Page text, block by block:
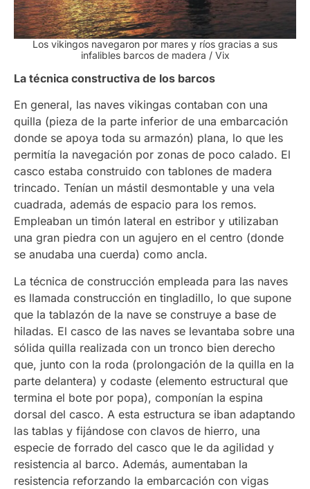
Los vikingos navegaron por mares y ríos gracias a sus
infalibles barcos de madera / Vix
La técnica constructiva de los barcos
En general, las naves vikingas contaban con una
quilla (pieza de la parte inferior de una embarcación
donde se apoya toda su armazón) plana, lo que les
permitía la navegación por zonas de poco calado. El
casco estaba construido con tablones de madera
trincado. Tenían un mástil desmontable y una vela
cuadrada, además de espacio para los remos.
Empleaban un timón lateral en estribor y utilizaban
una gran piedra con un agujero en el centro (donde
se anudaba una cuerda) como ancla.
La técnica de construcción empleada para las naves
es llamada construcción en tingladillo, lo que supone
que la tablazón de la nave se construye a base de
hiladas. El casco de las naves se levantaba sobre una
sólida quilla realizada con un tronco bien derecho
que, junto con la roda (prolongación de la quilla en la
parte delantera) y codaste (elemento estructural que
termina el bote por popa), componían la espina
dorsal del casco. A esta estructura se iban adaptando
las tablas y fijándose con clavos de hierro, una
especie de forrado del casco que le da agilidad y
resistencia al barco. Además, aumentaban la
resistencia reforzando la embarcación con vigas